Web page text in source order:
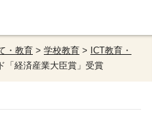
・教育 > 学校教育 >
ICT教育・
「経済産業大臣賞」受賞